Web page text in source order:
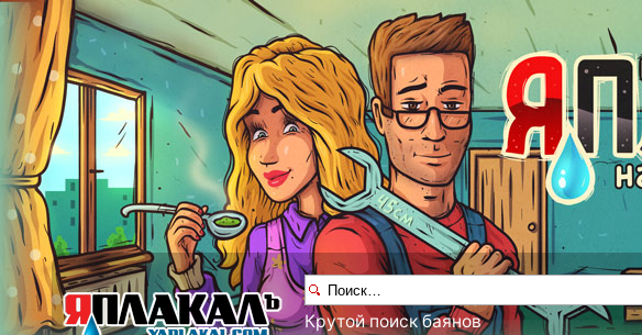
Крутой поиск баянов